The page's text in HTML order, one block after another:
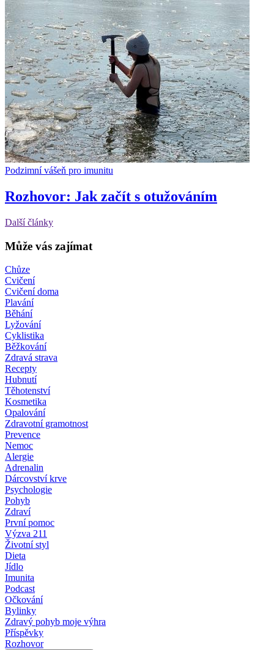
Podzimní vášeň pro imunitu
Rozhovor: Jak začít s otužováním
Další články
Může vás zajímat
Chůze
Cvičení
Cvičení doma
Plavání
Běhání
Lyžování
Cyklistika
Běžkování
Zdravá strava
Recepty
Hubnutí
Těhotenství
Kosmetika
Opalování
Zdravotní gramotnost
Prevence
Nemoc
Alergie
Adrenalin
Dárcovství krve
Psychologie
Pohyb
Zdraví
První pomoc
Výzva 211
Životní styl
Dieta
Jídlo
Imunita
Podcast
Očkování
Bylinky
Zdravý pohyb moje výhra
Příspěvky
Rozhovor